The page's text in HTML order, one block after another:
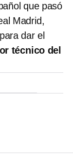
que pasó
Madrid,
dar el
técnico del